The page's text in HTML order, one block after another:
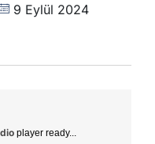
9 Eylül 2024
player ready...